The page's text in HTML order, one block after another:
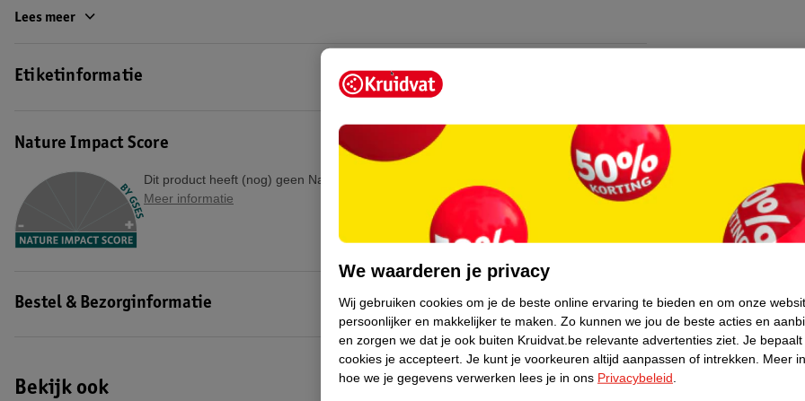
Lees meer
Etiketinformatie
Nature Impact Score
Dit product heeft (nog) geen Nature Impact Score.
Meer informatie
Bestel & Bezorginformatie
Bekijk ook
We waarderen je privacy
Wij gebruiken cookies om je de beste online ervaring te bieden en om onze
persoonlijker en makkelijker te maken. Zo kunnen we jou de beste acties en
en zorgen we dat je ook buiten Kruidvat.be relevante advertenties ziet. Je
cookies je accepteert. Je kunt je voorkeuren altijd aanpassen of intrekken.
Meer
hoe we je gegevens verwerken lees je in ons Privacybeleid